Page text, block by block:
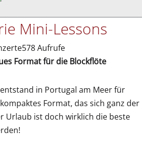
Mini-Lessons
578 Aufrufe
Format für die Blockflöte
in Portugal am Meer für
Format, das sich ganz der
Urlaub ist doch wirklich die beste